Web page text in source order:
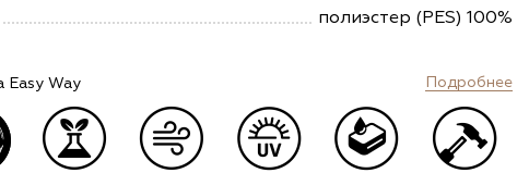
полиэстер (PES) 100%
Easy Way Подробнее